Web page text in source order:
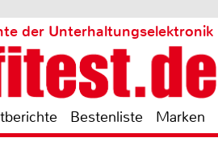
der Unterhaltungselektronik
Bestenliste Marken